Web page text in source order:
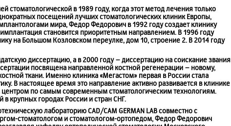
стоматологической в 1989 году, когда этот метод лечения только
посещений лучших стоматологических клиник Европы,
мира, Федор Федорович в 1992 году создает клинику
становится приоритетным направлением. В 1996 году
на Большом Козловском переулке, дом 10, строение 2. В 2014 году
диссертацию, а в 2000 году – диссертацию на соискание звания
посвящена направленной костной регенерации – новому,
ткани. Именно клиника «Мегастом» первая в России стала
В настоящее время это направление активно развивается в клинике
по самым современным стоматологическим технологиям.
крупных городах России и стран СНГ.
лабораториюCAD/CAM GERMAN LABсовместно с
стоматологом и стоматологом-ортопедом, Федор Федорович